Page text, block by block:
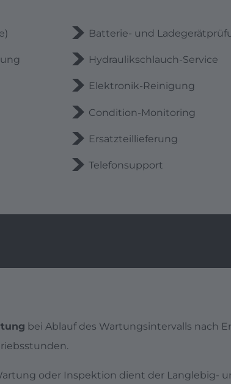
Batterie- und
Hydraulikschlauch-Service
Elektronik-Reinigung
Condition-Monitoring
Ersatzteillieferung
Telefonsupport
bei Ablauf des Wartungsintervalls nach
oder Inspektion dient der Langlebig-